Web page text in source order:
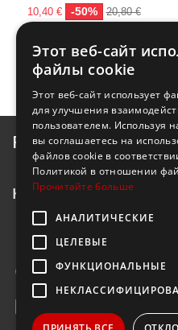
10,40 € -50% 20,80 €
Рассылка
Контактная
Introtek GmbH,
Deutschland
Звоните нам:
Этот веб-сайт
файлы cookie
Этот веб-сайт использует
для улучшения
пользователем. Используя
вы соглашаетесь на
файлов cookie в
Политикой в ​​отношении
Прочитайте больше
АНАЛИТИЧЕСКИЕ
ЦЕЛЕВЫЕ
ФУНКЦИОНАЛЬНЫЕ